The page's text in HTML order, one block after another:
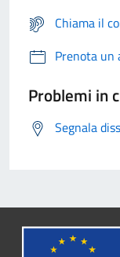
Chiama il
Prenota un
Problemi in
Segnala